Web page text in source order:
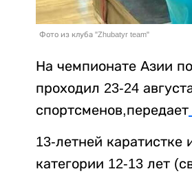
Фото из клуба "Zhubatyr team"
На чемпионате Азии
проходил 23-24
спортсменов,передает
13-летней каратистке
категории 12-13 лет